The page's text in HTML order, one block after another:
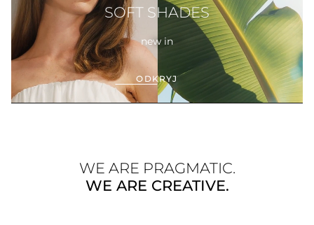
SOFT SHADES
new in
ODKRYJ
WE ARE PRAGMATIC.
WE ARE CREATIVE.